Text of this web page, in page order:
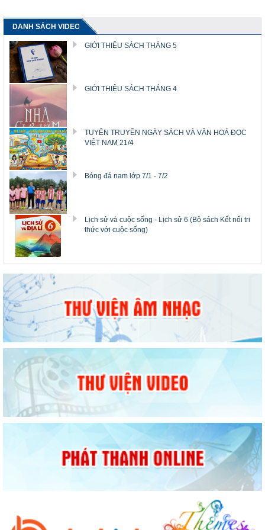
DANH SÁCH VIDEO
GIỚI THIỆU SÁCH THÁNG 5
GIỚI THIỆU SÁCH THÁNG 4
TUYÊN TRUYỀN NGÀY SÁCH VÀ VĂN HOÁ ĐỌC
VIỆT NAM 21/4
Bóng đá nam lớp 7/1 - 7/2
Lịch sử và cuộc sống - Lịch sử 6 (Bộ sách Kết nối tri
thức với cuộc sống)